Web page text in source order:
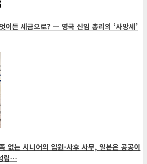
이든 세금으로? ― 영국 신임 총리의 ‘사망세’
없는 시니어의 입원·사후 사무, 일본은 공공이
립…